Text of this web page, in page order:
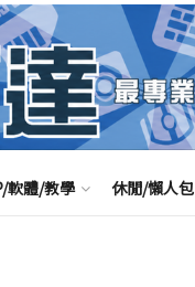
軟體/教學 休閒/懶人包